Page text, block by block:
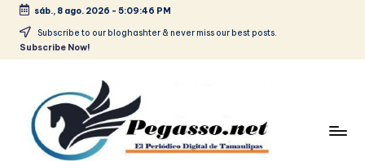
Saltar
sáb., 8 ago. 2026 - 5:09:47 PM
Subscribe to our bloghashter & never miss our best posts.
Subscribe Now!